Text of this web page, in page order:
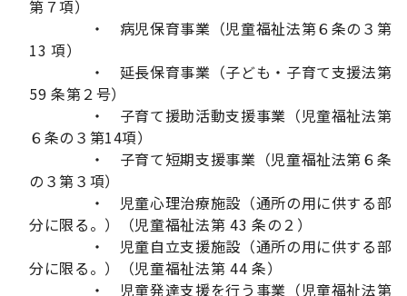
第７項）
・ 病児保育事業（児童福祉法第６条の３第
13 項）
・ 延長保育事業（子ども・子育て支援法第
59 条第２号）
・ 子育て援助活動支援事業（児童福祉法第
６条の３第14項）
・ 子育て短期支援事業（児童福祉法第６条
の３第３項）
・ 児童心理治療施設（通所の用に供する部
分に限る。）（児童福祉法第 43 条の２）
・ 児童自立支援施設（通所の用に供する部
分に限る。）（児童福祉法第 44 条）
・ 児童発達支援を行う事業（児童福祉法第